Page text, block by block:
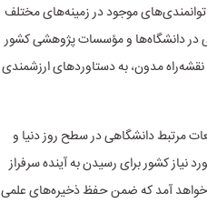
موجود در زمینه‌های مختلف
در دانشگاه‌ها و مؤسسات پژوهشی کشور
مدون، به دستاوردهای ارزشمندی
مرتبط دانشگاهی در سطح روز دنیا و
کشور برای رسیدن به آینده سرفراز
خواهد آمد که ضمن حفظ ذخیره‌های علمی